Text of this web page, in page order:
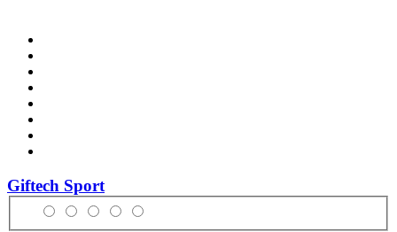
Giftech Sport